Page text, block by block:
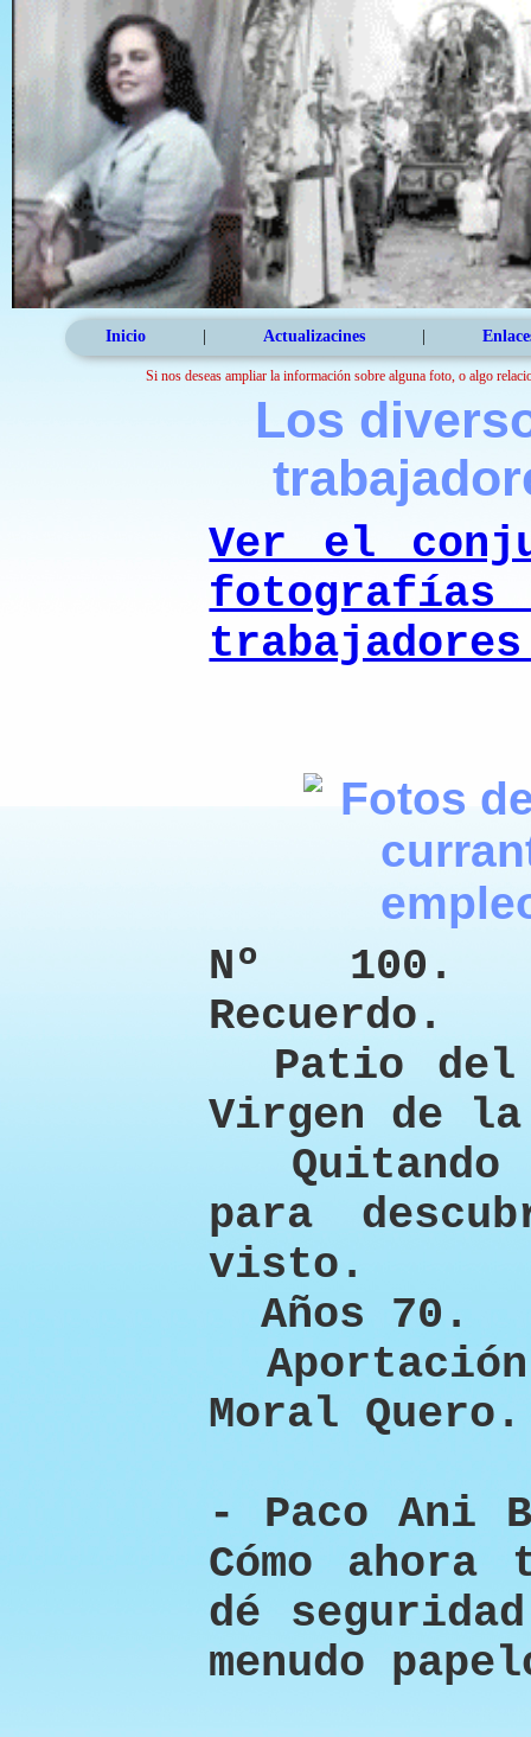
Inicio Actualizacines
Si nos deseas ampliar la información sobre alguna foto, o algo
Los
Ver el
Nº 100.
Recuerdo.
Patio del
Virgen de
Quitando
para
visto.
Años 70.
Aportación
Moral Quero.
- Paco Ani
Cómo
dé
menudo